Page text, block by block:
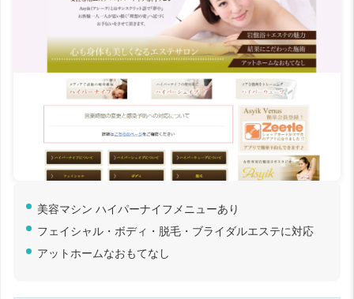
美容マシン ハイパーナイフメニューあり
フェイシャル・ボディ・脱毛・ブライダルエステに対応
アットホームなおもてなし